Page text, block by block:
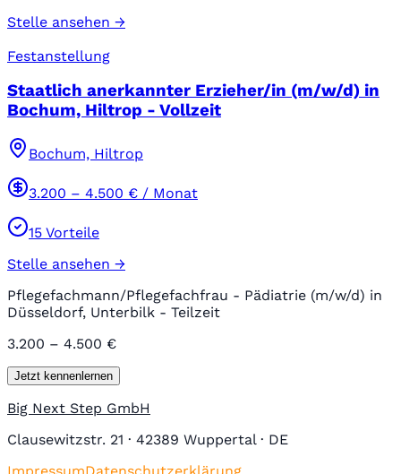
Stelle ansehen →
Festanstellung
Staatlich anerkannter Erzieher/in (m/w/d) in
Bochum, Hiltrop - Vollzeit
Bochum, Hiltrop
3.200 – 4.500 € / Monat
15 Vorteile
Stelle ansehen →
Pflegefachmann/Pflegefachfrau - Pädiatrie (m/w/d) in
Düsseldorf, Unterbilk - Teilzeit
3.200 – 4.500 €
Jetzt kennenlernen
Big Next Step GmbH
Clausewitzstr. 21 · 42389 Wuppertal · DE